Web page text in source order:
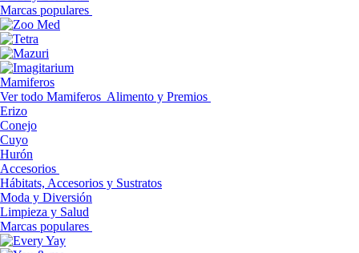
Marcas populares
Mamiferos
Ver todo Mamiferos Alimento y Premios
Erizo
Conejo
Cuyo
Hurón
Accesorios
Hábitats, Accesorios y Sustratos
Moda y Diversión
Limpieza y Salud
Marcas populares